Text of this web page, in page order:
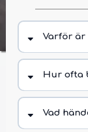
Varför är
Hur ofta
Vad